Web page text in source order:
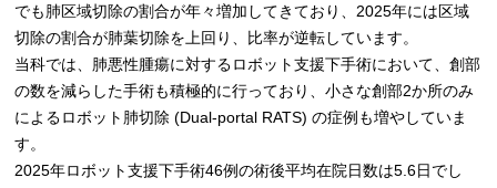
でも肺区域切除の割合が年々増加してきており、2025年には区域
切除の割合が肺葉切除を上回り、比率が逆転しています。
当科では、肺悪性腫瘍に対するロボット支援下手術において、創部
の数を減らした手術も積極的に行っており、小さな創部2か所のみ
によるロボット肺切除 (Dual-portal RATS) の症例も増やしていま
す。
2025年ロボット支援下手術46例の術後平均在院日数は5.6日でし